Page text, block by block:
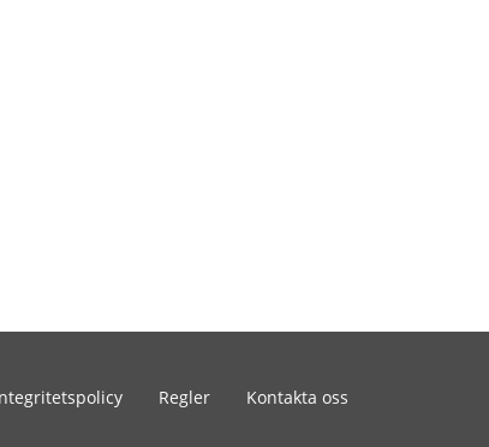
Regler Kontakta oss